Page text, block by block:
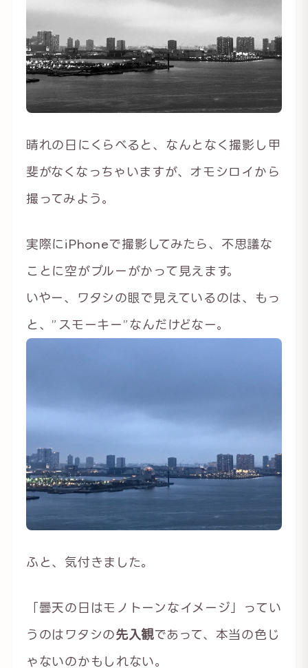
晴れの日にくらべると、なんとなく撮影し甲
斐がなくなっちゃいますが、オモシロイから
撮ってみよう。
実際にiPhoneで撮影してみたら、不思議な
ことに空がブルーがかって見えます。
いやー、ワタシの眼で見えているのは、もっ
と、”スモーキー”なんだけどなー。
ふと、気付きました。
「曇天の日はモノトーンなイメージ」ってい
うのはワタシの先入観であって、本当の色じ
ゃないのかもしれない。